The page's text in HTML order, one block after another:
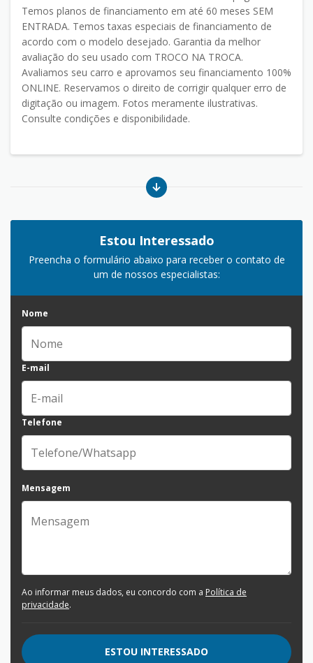
Temos planos de financiamento em até 60 meses SEM
ENTRADA. Temos taxas especiais de financiamento de
acordo com o modelo desejado. Garantia da melhor
avaliação do seu usado com TROCO NA TROCA.
Avaliamos seu carro e aprovamos seu financiamento 100%
ONLINE. Reservamos o direito de corrigir qualquer erro de
digitação ou imagem. Fotos meramente ilustrativas.
Consulte condições e disponibilidade.
Estou Interessado
Preencha o formulário abaixo para receber o contato de
um de nossos especialistas:
Nome
E-mail
Telefone
Mensagem
Ao informar meus dados, eu concordo com a Política de
privacidade.
ESTOU INTERESSADO